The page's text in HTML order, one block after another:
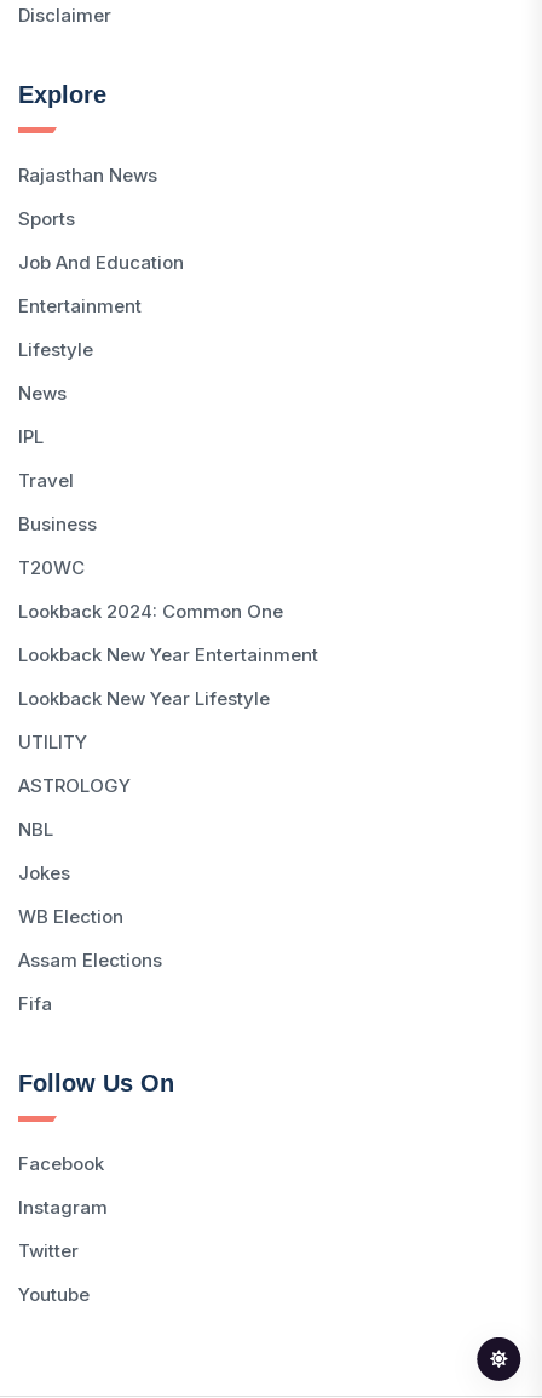
Disclaimer
Explore
Rajasthan News
Sports
Job And Education
Entertainment
Lifestyle
News
IPL
Travel
Business
T20WC
Lookback 2024: Common One
Lookback New Year Entertainment
Lookback New Year Lifestyle
UTILITY
ASTROLOGY
NBL
Jokes
WB Election
Assam Elections
Fifa
Follow Us On
Facebook
Instagram
Twitter
Youtube